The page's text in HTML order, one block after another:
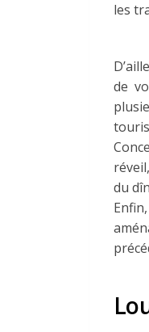
les
de
du